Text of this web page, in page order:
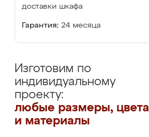
доставки шкафа
Гарантия: 24 месяца
Изготовим по
индивидуальному
проекту:
любые размеры, цвета
и материалы